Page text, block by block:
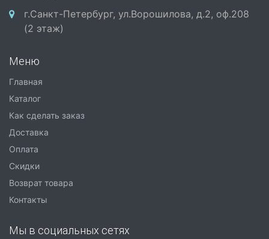
г.Санкт-Петербург, ул.Ворошилова, д.2, оф.208
(2 этаж)
Меню
Главная
Каталог
Как сделать заказ
Доставка
Оплата
Скидки
Возврат товара
Контакты
Мы в социальных сетях